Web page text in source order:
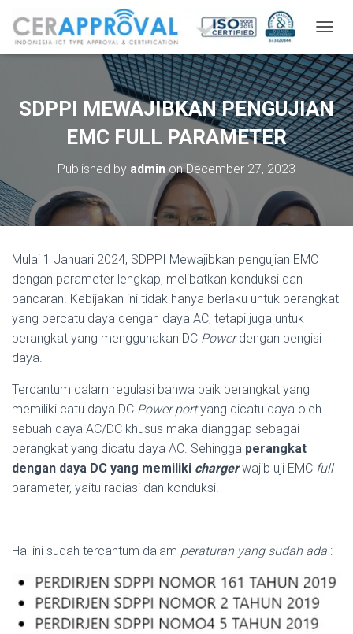
O
G
G
L
E
N
A
V
SDPPI MEWAJIBKAN PENGUJIAN
EMC FULL PARAMETER
Published by admin onDecember 27, 2023
Mulai 1 Januari 2024, SDPPI Mewajibkan pengujian EMC
dengan parameter lengkap, melibatkan konduksi dan
pancaran. Kebijakan ini tidak hanya berlaku untuk perangkat
yang bercatu daya dengan daya AC, tetapi juga untuk
perangkat yang menggunakan DC Powerdengan pengisi
daya.
Tercantum dalam regulasi bahwa baik perangkat yang
memiliki catu daya DC Power portyang dicatu daya oleh
sebuah daya AC/DC khusus maka dianggap sebagai
perangkat yang dicatu daya AC. Sehingga perangkat
dengan daya DC yang memiliki chargerwajib uji EMC full
parameter, yaitu radiasi dan konduksi.
Hal ini sudah tercantum dalam peraturan yang sudah ada :